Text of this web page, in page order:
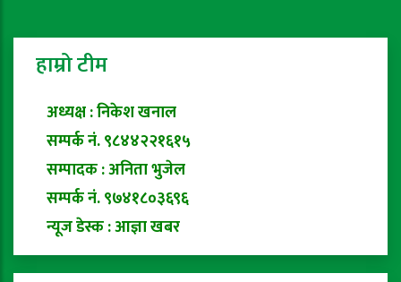
हाम्रो टीम
अध्यक्ष : निकेश खनाल
सम्पर्क नं. ९८४४२२१६१५
सम्पादक : अनिता भुजेल
सम्पर्क नं. ९७४१८०३६९६
न्यूज डेस्क : आज्ञा खबर